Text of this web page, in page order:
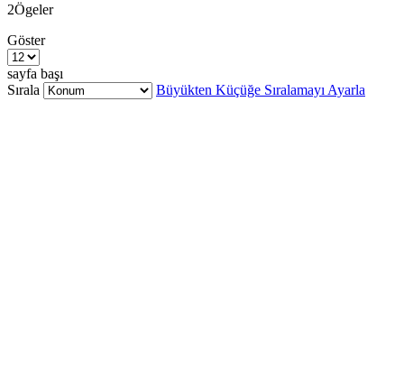
2Ögeler
Göster
sayfa başı
Sırala
Büyükten Küçüğe Sıralamayı Ayarla